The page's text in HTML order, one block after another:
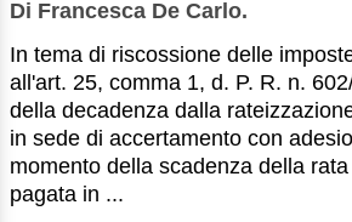
Di Francesca De Carlo.
In tema di riscossione delle
all'art. 25, comma 1, d. P. R. n.
della decadenza dalla
in sede di accertamento con
momento della scadenza della
pagata in ...